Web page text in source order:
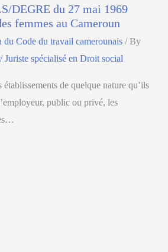
DEGRE du 27 mai 1969
femmes au Cameroun
du Code du travail camerounais / By
spécialisé en Droit social
de quelque nature qu’ils
public ou privé, les